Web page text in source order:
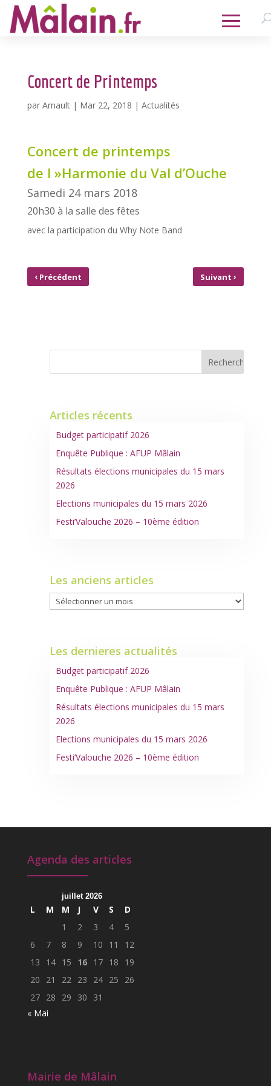
Concert de Printemps
par Arnault| Mar 22, 2018 | Actualités
Concert de printemps
de l »Harmonie du Val d’Ouche
Samedi 24 mars 2018
20h30 à la salle des fêtes
avec la participation du Why Note Band
‹Précédent Suivant›
Articles récents
Budget participatif 2026
Enquête Publique : AFUP Mâlain
Résultats élections municipales du 15 mars
2026
Elections municipales du 15 mars 2026
Festi’Valouche 2026 – 10ème édition
Les anciens articles
Les
anciens
Les dernieres actualités
Budget participatif 2026
Enquête Publique : AFUP Mâlain
Résultats élections municipales du 15 mars
2026
Elections municipales du 15 mars 2026
Festi’Valouche 2026 – 10ème édition
Agenda des articles
juillet 2026
L M M J V S
D
1
2 3 4
5
6
7 8 9 10 11
12
13
14 15 16 17 18
19
20
21 22 23 24 25
26
27 28 29 30
31
« Mai
Mairie de Mâlain